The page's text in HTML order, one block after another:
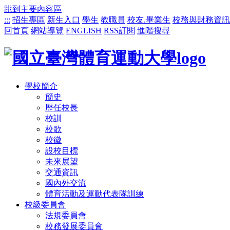
跳到主要內容區
::: 招生專區 新生入口 學生 教職員 校友.畢業生 校務與財務資
回首頁 網站導覽 ENGLISH RSS訂閱 進階搜尋
學校簡介
簡史
歷任校長
校訓
校歌
校徽
設校目標
未來展望
交通資訊
國內外交流
體育活動及運動代表隊訓練
校級委員會
法規委員會
校務發展委員會